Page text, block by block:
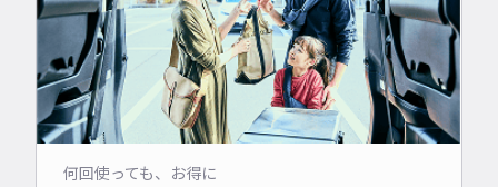
何回使っても、お得に